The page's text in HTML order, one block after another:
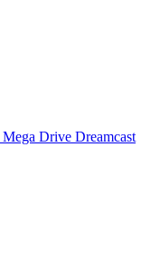
Mega Drive Dreamcast